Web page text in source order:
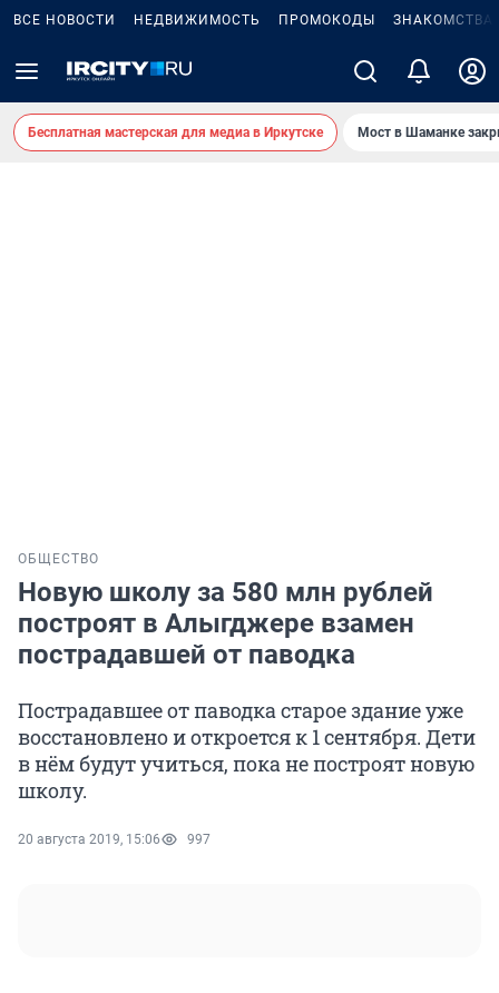
ВСЕ НОВОСТИ НЕДВИЖИМОСТЬ ПРОМОКОДЫ ЗНАКОМСТВА
Бесплатная мастерская для медиа в Иркутске Мост в Шаманке
ОБЩЕСТВО
Новую школу за 580 млн рублей
построят в Алыгджере взамен
пострадавшей от паводка
Пострадавшее от паводка старое здание уже
восстановлено и откроется к 1 сентября. Дети
в нём будут учиться, пока не построят новую
школу.
20 августа 2019, 15:06 997